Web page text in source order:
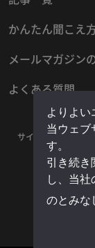
かんたん聞こえ
メールマガジン
よくある質問
サイトマップ プ
よりよい
当ウェブ
す。
引き続き
し、当社
のとみな